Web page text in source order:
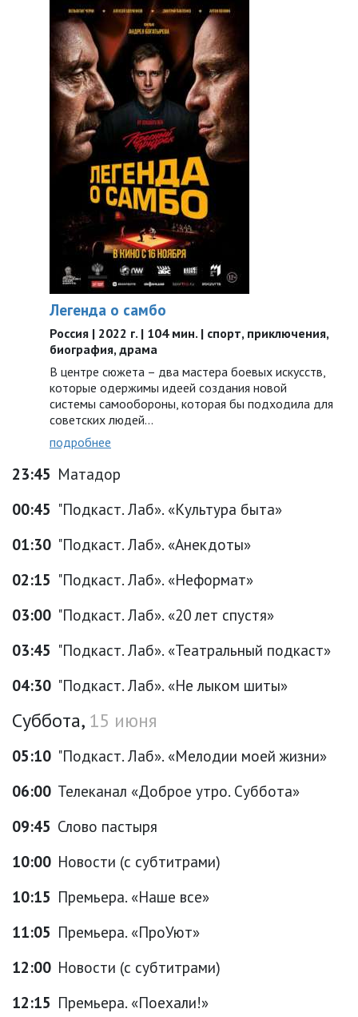
Легенда о самбо
Россия | 2022 г. | 104 мин. | спорт, приключения,
биография, драма
В центре сюжета – два мастера боевых искусств,
которые одержимы идеей создания новой
системы самообороны, которая бы подходила для
советских людей…
подробнее
23:45 Матадор
00:45 "Подкаст. Лаб». «Культура быта»
01:30 "Подкаст. Лаб». «Анекдоты»
02:15 "Подкаст. Лаб». «Неформат»
03:00 "Подкаст. Лаб». «20 лет спустя»
03:45 "Подкаст. Лаб». «Театральный подкаст»
04:30 "Подкаст. Лаб». «Не лыком шиты»
Суббота, 15 июня
05:10 "Подкаст. Лаб». «Мелодии моей жизни»
06:00 Телеканал «Доброе утро. Суббота»
09:45 Слово пастыря
10:00 Новости (с субтитрами)
10:15 Премьера. «Наше все»
11:05 Премьера. «ПроУют»
12:00 Новости (с субтитрами)
12:15 Премьера. «Поехали!»